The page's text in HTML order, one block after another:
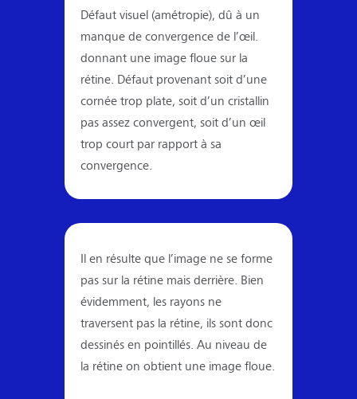
Défaut visuel (amétropie), dû à un
manque de convergence de l’œil.
donnant une image floue sur la
rétine. Défaut provenant soit d’une
cornée trop plate, soit d’un cristallin
pas assez convergent, soit d’un œil
trop court par rapport à sa
convergence.
Il en résulte que l’image ne se forme
pas sur la rétine mais derrière. Bien
évidemment, les rayons ne
traversent pas la rétine, ils sont donc
dessinés en pointillés. Au niveau de
la rétine on obtient une image floue.